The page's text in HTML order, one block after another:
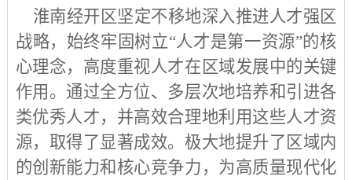
淮南经开区坚定不移地深入推进人才强区
战略，始终牢固树立“人才是第一资源”的核
心理念，高度重视人才在区域发展中的关键
作用。通过全方位、多层次地培养和引进各
类优秀人才，并高效合理地利用这些人才资
源，取得了显著成效。极大地提升了区域内
的创新能力和核心竞争力，为高质量现代化